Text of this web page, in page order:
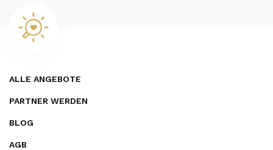
ALLE ANGEBOTE
PARTNER WERDEN
BLOG
AGB